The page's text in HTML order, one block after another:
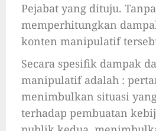
Pejabat yang dituju. Tanpa
memperhitungkan
konten manipulatif
Secara spesifik dampak
manipulatif adalah :
menimbulkan situasi
terhadap pembuatan